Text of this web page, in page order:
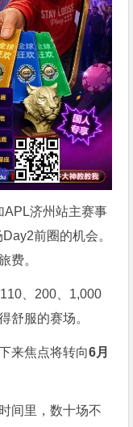
APL济州站主赛事
前圈的机会。
费。
、200、1,000
舒服的赛场。
来焦点将转向6月
间里，数十场不